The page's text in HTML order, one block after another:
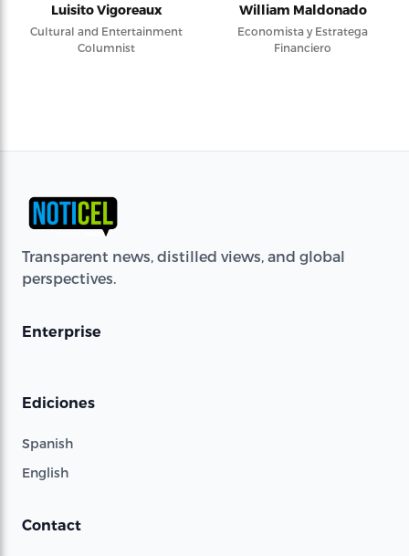
Luisito Vigoreaux
Cultural and Entertainment
Columnist
William Maldonado
Economista y Estratega
Financiero
Transparent news, distilled views, and global
perspectives.
Enterprise
Ediciones
Spanish
English
Contact